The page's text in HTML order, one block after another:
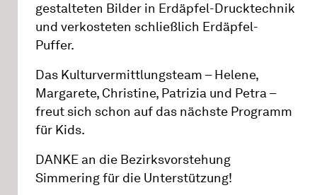
gestalteten Bilder in Erdäpfel-Drucktechnik
und verkosteten schließlich Erdäpfel-
Puffer.
Das Kulturvermittlungsteam – Helene,
Margarete, Christine, Patrizia und Petra –
freut sich schon auf das nächste Programm
für Kids.
DANKE an die Bezirksvorstehung
Simmering für die Unterstützung!